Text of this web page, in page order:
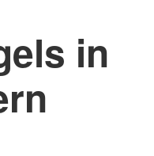
in